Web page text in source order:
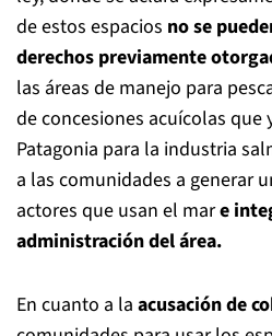
de estos espacios no se
derechos previamente
las áreas de manejo para
de concesiones acuícolas que
Patagonia para la industria
a las comunidades a generar
actores que usan el mare
administración del área.
En cuanto a la acusación de